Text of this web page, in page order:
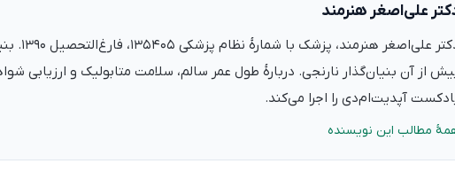
علی‌اصغر هنرمند
دکتر
از آن بنیان‌گذار نارنجی. دربارهٔ طول عمر سالم، سلامت متابولیک و ارزیابی
آپدیت‌ام‌دی را اجرا می‌کند.
مطالب این نویسنده